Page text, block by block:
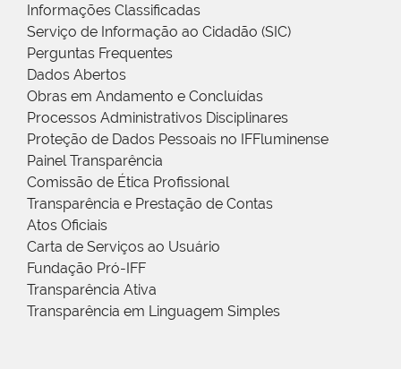
Informações Classificadas
Serviço de Informação ao Cidadão (SIC)
Perguntas Frequentes
Dados Abertos
Obras em Andamento e Concluídas
Processos Administrativos Disciplinares
Proteção de Dados Pessoais no IFFluminense
Painel Transparência
Comissão de Ética Profissional
Transparência e Prestação de Contas
Atos Oficiais
Carta de Serviços ao Usuário
Fundação Pró-IFF
Transparência Ativa
Transparência em Linguagem Simples